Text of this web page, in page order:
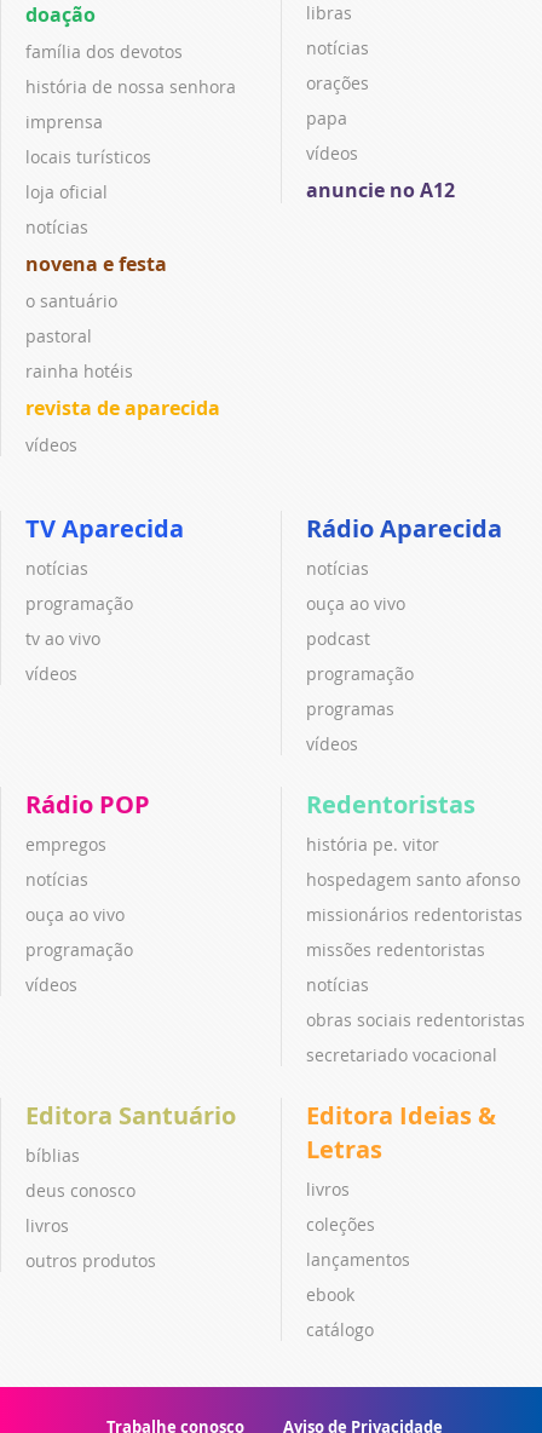
doação
família dos devotos
história de nossa senhora
imprensa
locais turísticos
loja oficial
notícias
novena e festa
o santuário
pastoral
rainha hotéis
revista de aparecida
vídeos
libras
notícias
orações
papa
vídeos
anuncie no A12
TV Aparecida
notícias
programação
tv ao vivo
vídeos
Rádio Aparecida
notícias
ouça ao vivo
podcast
programação
programas
vídeos
Rádio POP
empregos
notícias
ouça ao vivo
programação
vídeos
Redentoristas
história pe. vitor
hospedagem santo afonso
missionários redentoristas
missões redentoristas
notícias
obras sociais redentoristas
secretariado vocacional
Editora Santuário
bíblias
deus conosco
livros
outros produtos
Editora Ideias &
Letras
livros
coleções
lançamentos
ebook
catálogo
Trabalhe conosco Aviso de Privacidade